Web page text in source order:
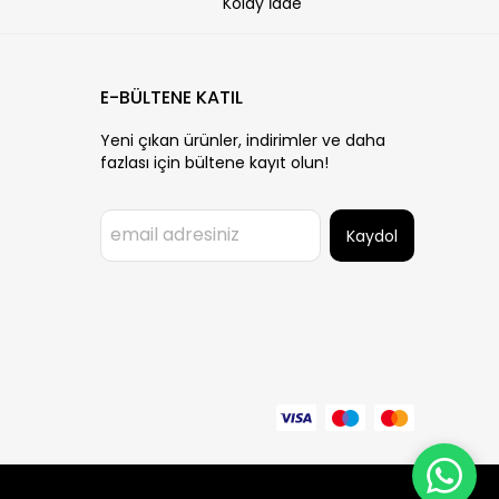
E-BÜLTENE KATIL
Yeni çıkan ürünler, indirimler ve daha
fazlası için bültene kayıt olun!
Kaydol